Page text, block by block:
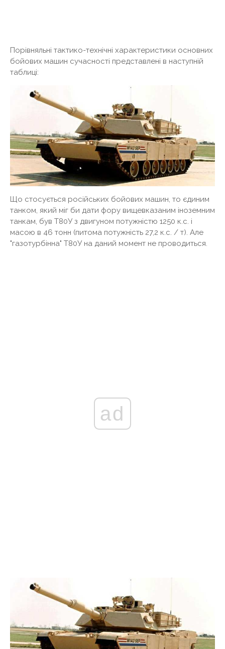
Порівняльні тактико-технічні характеристики основних
бойових машин сучасності представлені в наступній
таблиці:
Що стосується російських бойових машин, то єдиним
танком, який міг би дати фору вищевказаним іноземним
танкам, був Т80У з двигуном потужністю 1250 к.с. і
масою в 46 тонн (питома потужність 27,2 к.с. / т). Але
"газотурбінна" Т80У на даний момент не проводиться.
ad